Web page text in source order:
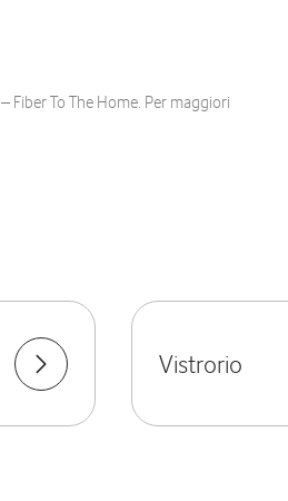
– Fiber To The Home. Per maggiori
Vistrorio